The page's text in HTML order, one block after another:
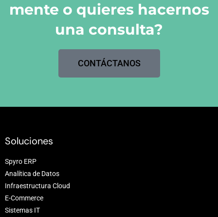
mente o quieres hacernos
una consulta?
CONTÁCTANOS
Soluciones
Spyro ERP
Analítica de Datos
Infraestructura Cloud
E-Commerce
Sistemas IT